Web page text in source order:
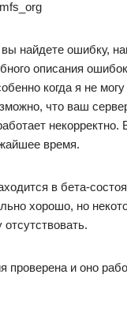
найдете ошибку,
описания
когда я не
что ваш
время.
в бета-
хорошо, но
проверена и оно